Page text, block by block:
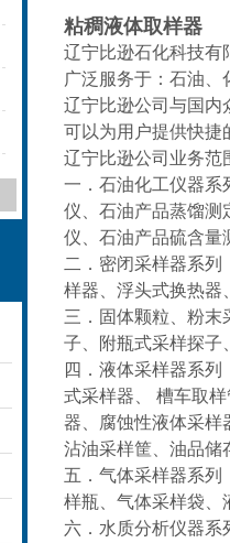
粘稠液体取样器
辽宁比逊石化科技有
广泛服务于：石油
辽宁比逊公司与国内
可以为用户提供快捷
辽宁比逊公司业务范
一．石油化工仪器系
仪、石油产品蒸馏测
仪、石油产品硫含量
二．密闭采样器系
样器、浮头式换热器
三．固体颗粒、粉末
子、附瓶式采样探子
四．液体采样器系
式采样器、 槽车取
器、腐蚀性液体采样
沾油采样筐、油品储
五．气体采样器系列
样瓶、气体采样袋、
六．水质分析仪器系